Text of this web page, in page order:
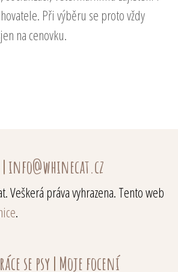
Při výběru se proto vždy
na cenovku.
|info@whinecat.cz
práva vyhrazena. Tento web
.
se psy | Moje focení